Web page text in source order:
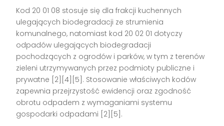
Kod 20 01 08 stosuje się dla frakcji kuchennych
ulegających biodegradacji ze strumienia
komunalnego, natomiast kod 20 02 01 dotyczy
odpadów ulegających biodegradacji
pochodzących z ogrodów i parków, w tym z terenów
zieleni utrzymywanych przez podmioty publiczne i
prywatne [2][4][5]. Stosowanie właściwych kodów
zapewnia przejrzystość ewidencji oraz zgodność
obrotu odpadem z wymaganiami systemu
gospodarki odpadami [2][5].